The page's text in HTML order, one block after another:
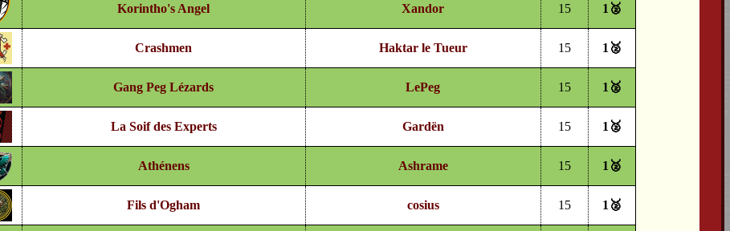
Korintho's Angel Xandor 15 1🥈
Crashmen Haktar le Tueur 15 1🥈
Gang Peg Lézards LePeg 15 1🥈
La Soif des Experts Gardën 15 1🥈
Athénens Ashrame 15 1🥈
Fils d'Ogham cosius 15 1🥈